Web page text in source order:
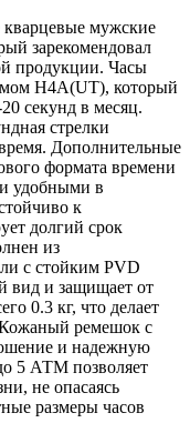
мужские
зарекомендовал
продукции. Часы
H4A(UT), который
секунд в месяц.
стрелки
Дополнительные
формата времени
удобными в
к
долгий срок
из
с стойким PVD
вид и защищает от
0.3 кг, что делает
ремешок с
и надежную
5 АТМ позволяет
не опасаясь
размеры часов